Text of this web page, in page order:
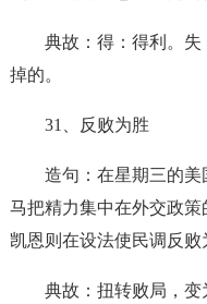
典故：得：得利。失
掉的。
31、反败为胜
造句：在星期三的美
马把精力集中在外交政
凯恩则在设法使民调反败
典故：扭转败局，变